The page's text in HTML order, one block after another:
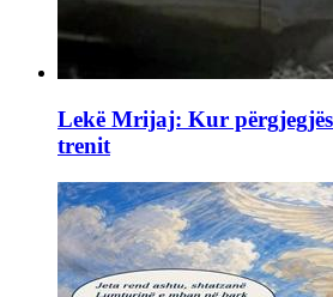
Lekë Mrijaj: Kur
trenit